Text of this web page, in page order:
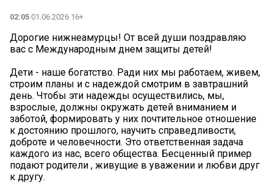
02:05 01.06.2026 16+
Дорогие нижнеамурцы! От всей души поздравляю
вас с Международным днем защиты детей!
Дети - наше богатство. Ради них мы работаем, живем,
строим планы и с надеждой смотрим в завтрашний
день. Чтобы эти надежды осуществились, мы,
взрослые, должны окружать детей вниманием и
заботой, формировать у них почтительное отношение
к достоянию прошлого, научить справедливости,
доброте и человечности. Это ответственная задача
каждого из нас, всего общества. Бесценный пример
подают родители , живущие в уважении и любви друг
к другу.